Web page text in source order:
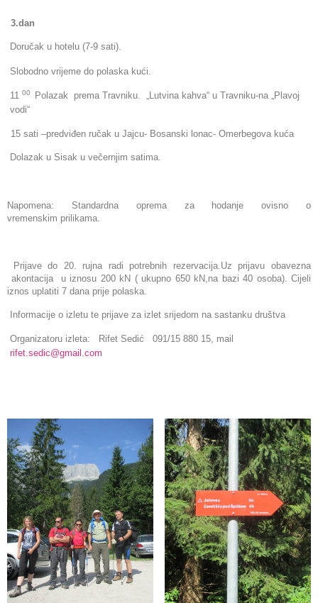
3.dan
Doručak u hotelu (7-9 sati).
Slobodno vrijeme do polaska kući.
11 00 Polazak prema Travniku. „Lutvina kahva“ u Travniku-na „Plavoj
vodi“
15 sati –predviđen ručak u Jajcu- Bosanski lonac- Omerbegova kuća
Dolazak u Sisak u večernjim satima.
Napomena: Standardna oprema za hodanje ovisno o
vremenskim prilikama.
Prijave do 20. rujna radi potrebnih rezervacija.Uz prijavu obavezna
akontacija u iznosu 200 kN ( ukupno 650 kN,na bazi 40 osoba). Cijeli
iznos uplatiti 7 dana prije polaska.
Informacije o izletu te prijave za izlet srijedom na sastanku društva
Organizatoru izleta: Rifet Sedić 091/15 880 15, mail
rifet.sedic@gmail.com